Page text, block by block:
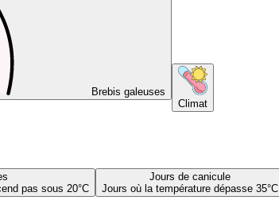
Brebis galeuses
Climat
pas sous 20°C
Jours de canicule
Jours où la température dépasse 35°C